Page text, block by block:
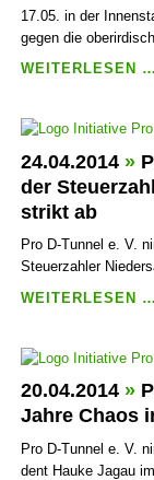
17.05. in der
gegen die
WEITERLESEN …
24.04.2014 »
der
strikt ab
Pro D-Tunnel e. V.
Steuerzahler
WEITERLESEN …
20.04.2014 »
Jahre Chaos
Pro D-Tunnel e. V.
dent Hauke Jagau